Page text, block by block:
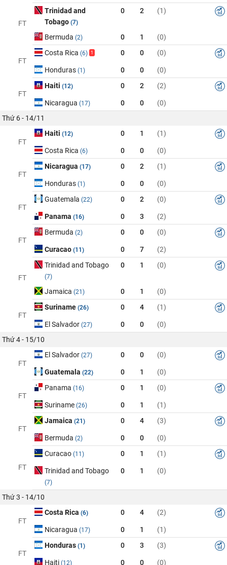
FT
Trinidad and
Tobago (7)
0 2 (1)
Bermuda (2) 0 1 (0)
FT
Costa Rica (6) 1 0 0 (0)
Honduras (1) 0 0 (0)
FT
Haiti (12) 0 2 (2)
Nicaragua (17) 0 0
(0)
Thứ 6 - 14/11
FT
Haiti (12) 0 1 (1)
Costa Rica (6) 0 0 (0)
FT
Nicaragua (17) 0 2 (1)
Honduras (1) 0 0 (0)
FT
Guatemala (22) 0 2 (0)
Panama (16) 0 3 (2)
FT
Bermuda (2) 0 0 (0)
Curacao (11) 0 7 (2)
FT
Trinidad and Tobago
(7)
0 1 (0)
Jamaica (21) 0 1 (0)
FT
Suriname (26) 0 4 (1)
El Salvador (27) 0 0
(0)
Thứ 4 - 15/10
FT
El Salvador (27) 0 0 (0)
Guatemala (22) 0 1 (0)
FT
Panama (16) 0 1 (0)
Suriname (26) 0 1 (1)
FT
Jamaica (21) 0 4 (3)
Bermuda (2) 0 0 (0)
FT
Curacao (11) 0 1 (1)
Trinidad and Tobago
(7)
0 1 (0)
Thứ 3 - 14/10
FT
Costa Rica (6) 0 4 (2)
Nicaragua (17) 0 1 (1)
FT
Honduras (1) 0 3 (3)
Haiti (12) 0 0 (0)